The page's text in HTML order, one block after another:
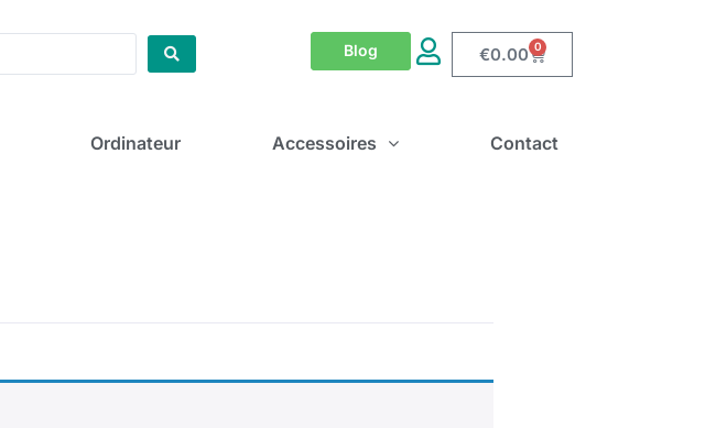
Blog €0.00 0
Ordinateur Accessoires Contact